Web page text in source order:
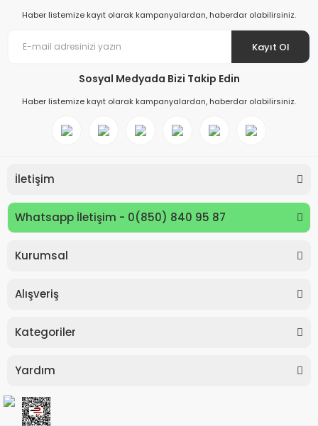
Haber listemize kayıt olarak kampanyalardan, haberdar olabilirsiniz.
Kayıt Ol
Sosyal Medyada Bizi Takip Edin
Haber listemize kayıt olarak kampanyalardan, haberdar olabilirsiniz.
İletişim
Whatsapp İletişim - 0(850) 840 95 87
Kurumsal
Alışveriş
Kategoriler
Yardım